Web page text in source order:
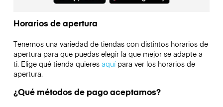
Horarios de apertura
Tenemos una variedad de tiendas con distintos horarios de
apertura para que puedas elegir la que mejor se adapte a
ti. Elige qué tienda quieres aquípara ver los horarios de
apertura.
¿Qué métodos de pago aceptamos?